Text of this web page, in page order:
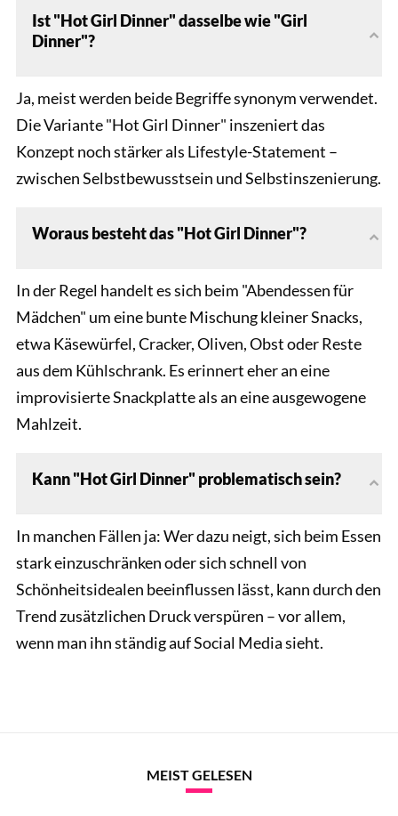
Ist "Hot Girl Dinner" dasselbe wie "Girl
Dinner"?
Ja, meist werden beide Begriffe synonym verwendet.
Die Variante "Hot Girl Dinner" inszeniert das
Konzept noch stärker als Lifestyle-Statement –
zwischen Selbstbewusstsein und Selbstinszenierung.
Woraus besteht das "Hot Girl Dinner"?
In der Regel handelt es sich beim "Abendessen für
Mädchen" um eine bunte Mischung kleiner Snacks,
etwa Käsewürfel, Cracker, Oliven, Obst oder Reste
aus dem Kühlschrank. Es erinnert eher an eine
improvisierte Snackplatte als an eine ausgewogene
Mahlzeit.
Kann "Hot Girl Dinner" problematisch sein?
In manchen Fällen ja: Wer dazu neigt, sich beim Essen
stark einzuschränken oder sich schnell von
Schönheitsidealen beeinflussen lässt, kann durch den
Trend zusätzlichen Druck verspüren – vor allem,
wenn man ihn ständig auf Social Media sieht.
MEIST GELESEN